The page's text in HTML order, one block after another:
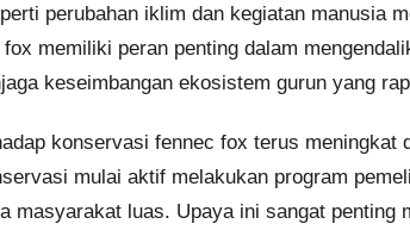
perubahan iklim dan kegiatan manusia
memiliki peran penting dalam
keseimbangan ekosistem gurun yang
konservasi fennec fox terus meningkat
mulai aktif melakukan program
masyarakat luas. Upaya ini sangat